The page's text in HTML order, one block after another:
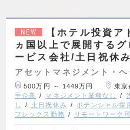
NEW
【ホテル投資
ヵ国以上で展開する
ービス会社/土日祝休み
アセットマネジメント・
500万円 ～ 1449万円 東京
手企業
マネジメント業務なし
し
土日祝休み ポテンシャル採
フレックス勤務
リモートワーク